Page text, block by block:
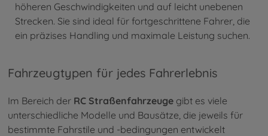
höheren Geschwindigkeiten und auf leicht unebenen
Strecken. Sie sind ideal für fortgeschrittene Fahrer, die
ein präzises Handling und maximale Leistung suchen.
Fahrzeugtypen für jedes Fahrerlebnis
Im Bereich der RC Straßenfahrzeuge gibt es viele
unterschiedliche Modelle und Bausätze, die jeweils für
bestimmte Fahrstile und -bedingungen entwickelt